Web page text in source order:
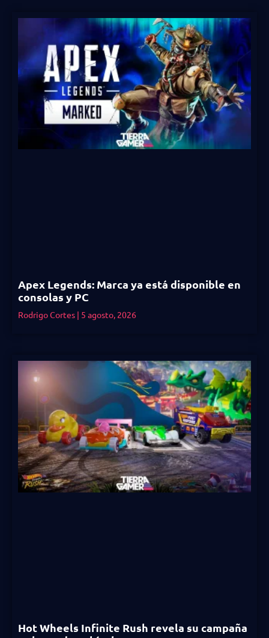
Apex Legends: Marca ya está disponible en
consolas y PC
Rodrigo Cortes 5 agosto, 2026
Hot Wheels Infinite Rush revela su campaña